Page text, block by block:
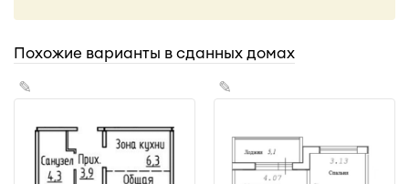
Похожие варианты в сданных домах
✎ ✎